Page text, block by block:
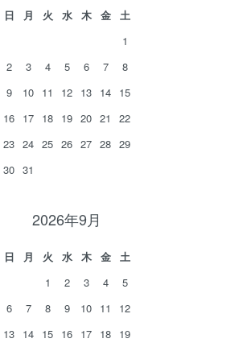
日 月 火 水 木 金
土
1
2
3 4 5 6 7
8
9
10 11 12 13 14 15
16 17 18 19 20 21
22
23 24 25 26 27 28 29
30 31
2026年9月
日 月 火 水 木 金
土
1
2 3 4
5
6
7 8 9 10 11
12
13 14 15 16 17 18 19